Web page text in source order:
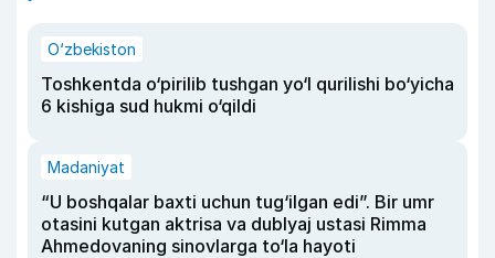
O‘zbekiston
Toshkentda o‘pirilib tushgan yo‘l qurilishi bo‘yicha
6 kishiga sud hukmi o‘qildi
Madaniyat
“U boshqalar baxti uchun tug‘ilgan edi”. Bir umr
otasini kutgan aktrisa va dublyaj ustasi Rimma
Ahmedovaning sinovlarga to‘la hayoti